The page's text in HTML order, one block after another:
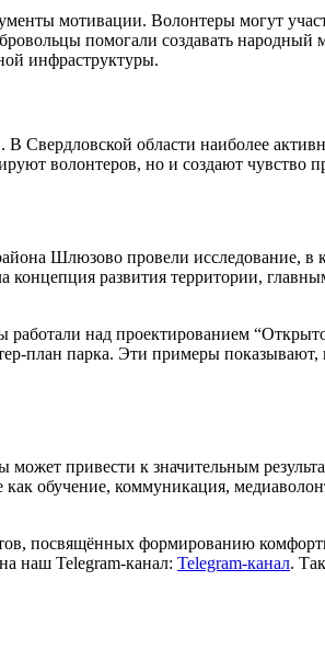
мотивации. Волонтеры могут
помогали создавать народный
инфраструктуры.
Свердловской области наиболее
волонтеров, но и создают чувство
Шлюзово провели исследование, в
развития территории,
над проектированием
план парка. Эти примеры показывают,
привести к значительным
обучение, коммуникация,
посвящённых формированию
наш Telegram-канал: Telegram-канал.